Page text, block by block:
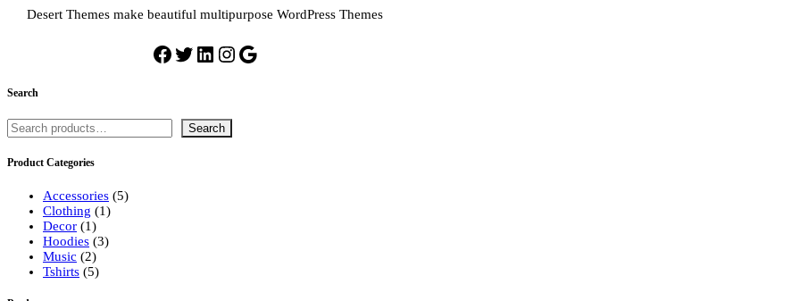
Desert Themes make beautiful multipurpose WordPress Themes
Facebook
Twitter
LinkedIn
Instagram
Google
Search
Buscar Search
Product Categories
Accessories 55
Clothing 11
Decor 11
producto
Hoodies 33
Music 22
productos
Tshirts 55